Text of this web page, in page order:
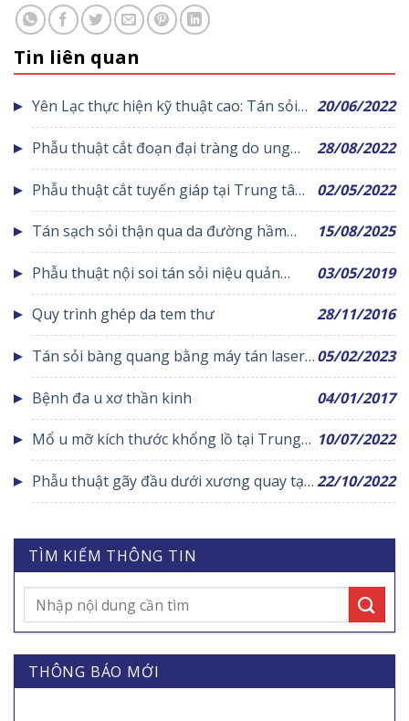
Tin liên quan
Yên Lạc thực hiện kỹ thuật cao: Tán sỏi
thận qua da
20/06/2022
Phẫu thuật cắt đoạn đại tràng do ung
thư tại Trung tâm y tế huyện Yên Lạc
28/08/2022
Phẫu thuật cắt tuyến giáp tại Trung tâm
Y tế huyện Yên Lạc
02/05/2022
Tán sạch sỏi thận qua da đường hầm
nhỏ cho bệnh nhân 41 tuổi
15/08/2025
Phẫu thuật nội soi tán sỏi niệu quản
bằng lasez
03/05/2019
Quy trình ghép da tem thư 28/11/2016
Tán sỏi bàng quang bằng máy tán laser
tại Trung tâm y tế huyện Yên Lạc
05/02/2023
Bệnh đa u xơ thần kinh 04/01/2017
Mổ u mỡ kích thước khổng lồ tại Trung
tâm y tế huyện Yên Lạc
10/07/2022
Phẫu thuật gãy đầu dưới xương quay tại
Yên Lạc
22/10/2022
TÌM KIẾM THÔNG TIN
THÔNG BÁO MỚI